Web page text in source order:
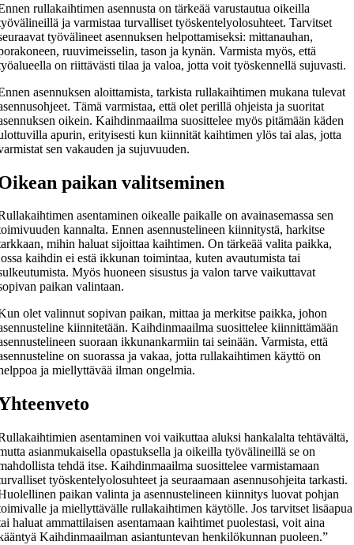
rullakaihtimen asennusta on tärkeää varustautua oikeilla
ja varmistaa turvalliset työskentelyolosuhteet. Tarvitset
työvälineet asennuksen helpottamiseksi: mittanauhan,
ruuvimeisselin, tason ja kynän. Varmista myös, että
on riittävästi tilaa ja valoa, jotta voit työskennellä sujuvasti.
asennuksen aloittamista, tarkista rullakaihtimen mukana tulevat
Tämä varmistaa, että olet perillä ohjeista ja suoritat
oikein. Kaihdinmaailma suosittelee myös pitämään käden
apurin, erityisesti kun kiinnität kaihtimen ylös tai alas, jotta
sen vakauden ja sujuvuuden.
paikan valitseminen
asentaminen oikealle paikalle on avainasemassa sen
kannalta. Ennen asennustelineen kiinnitystä, harkitse
mihin haluat sijoittaa kaihtimen. On tärkeää valita paikka,
kaihdin ei estä ikkunan toimintaa, kuten avautumista tai
Myös huoneen sisustus ja valon tarve vaikuttavat
paikan valintaan.
olet valinnut sopivan paikan, mittaa ja merkitse paikka, johon
kiinnitetään. Kaihdinmaailma suosittelee kiinnittämään
suoraan ikkunankarmiin tai seinään. Varmista, että
on suorassa ja vakaa, jotta rullakaihtimen käyttö on
ja miellyttävää ilman ongelmia.
asentaminen voi vaikuttaa aluksi hankalalta tehtävältä,
asianmukaisella opastuksella ja oikeilla työvälineillä se on
tehdä itse. Kaihdinmaailma suosittelee varmistamaan
työskentelyolosuhteet ja seuraamaan asennusohjeita tarkasti.
paikan valinta ja asennustelineen kiinnitys luovat pohjan
ja miellyttävälle rullakaihtimen käytölle. Jos tarvitset lisäapua
haluat ammattilaisen asentamaan kaihtimet puolestasi, voit aina
Kaihdinmaailman asiantuntevan henkilökunnan puoleen.”